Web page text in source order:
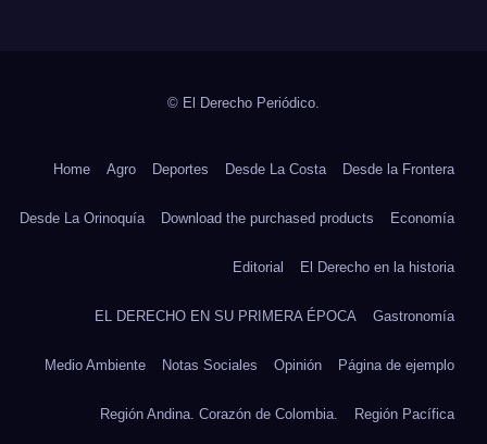
© El Derecho Periódico.
Home Agro Deportes Desde La Costa Desde la Frontera
Desde La Orinoquía Download the purchased products Economía
Editorial El Derecho en la historia
EL DERECHO EN SU PRIMERA ÉPOCA Gastronomía
Medio Ambiente Notas Sociales Opinión Página de ejemplo
Región Andina. Corazón de Colombia. Región Pacífica